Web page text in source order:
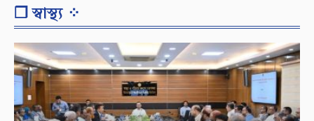
❐ স্বাস্থ্য ⁘